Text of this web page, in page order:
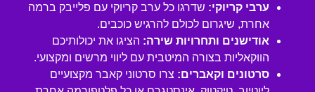
ערבי קריוקי: שדרגו כל ערב קריוקי עם פלייבק ברמה
אחרת, שיגרום לכולם להרגיש כוכבים.
אודישנים ותחרויות שירה: הציגו את יכולותיכם
הווקאליות בצורה המיטבית עם ליווי מרשים ומקצועי.
סרטונים וקאברים: צרו סרטוני קאבר מקצועיים